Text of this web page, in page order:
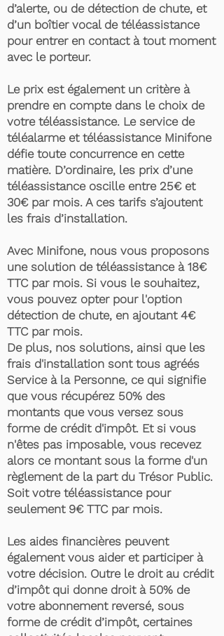
d’alerte, ou de détection de chute, et
d’un boîtier vocal de téléassistance
pour entrer en contact à tout moment
avec le porteur.
Le prix est également un critère à
prendre en compte dans le choix de
votre téléassistance. Le service de
téléalarme et téléassistance Minifone
défie toute concurrence en cette
matière. D’ordinaire, les prix d’une
téléassistance oscille entre 25€ et
30€ par mois. A ces tarifs s’ajoutent
les frais d’installation.
Avec Minifone, nous vous proposons
une solution de téléassistance à 18€
TTC par mois. Si vous le souhaitez,
vous pouvez opter pour l'option
détection de chute, en ajoutant 4€
TTC par mois.
De plus, nos solutions, ainsi que les
frais d'installation sont tous agréés
Service à la Personne, ce qui signifie
que vous récupérez 50% des
montants que vous versez sous
forme de crédit d'impôt. Et si vous
n'êtes pas imposable, vous recevez
alors ce montant sous la forme d'un
règlement de la part du Trésor Public.
Soit votre téléassistance pour
seulement 9€ TTC par mois.
Les aides financières peuvent
également vous aider et participer à
votre décision. Outre le droit au crédit
d’impôt qui donne droit à 50% de
votre abonnement reversé, sous
forme de crédit d’impôt, certaines